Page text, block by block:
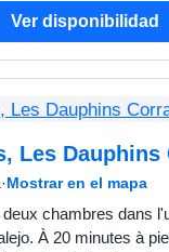
Ver disponibilidad
Les Dauphins
·Mostrar en el mapa
chambres dans
À 20 minutes à